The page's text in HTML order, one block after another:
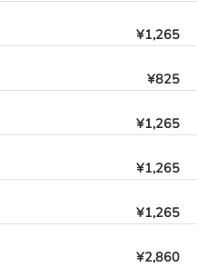
¥1,265
¥825
¥1,265
¥1,265
¥1,265
¥2,860